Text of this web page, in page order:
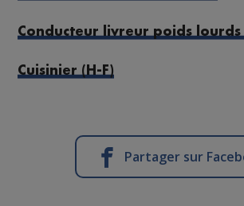
Conducteur livreur poids lourds
Cuisinier (H-F)
Partager sur